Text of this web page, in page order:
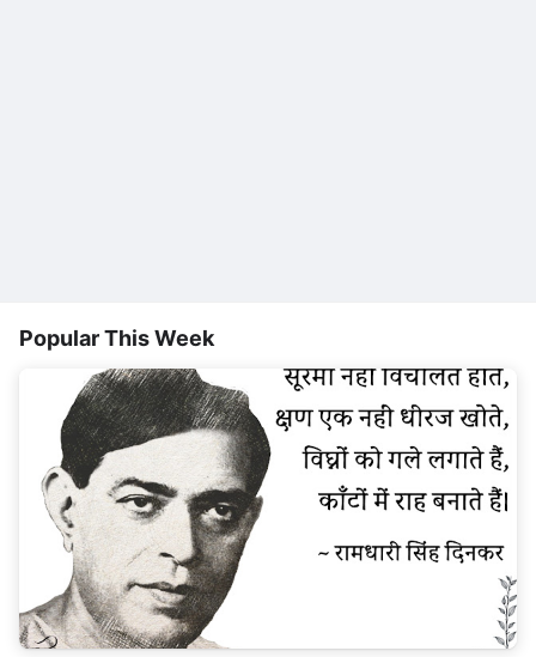
Popular This Week